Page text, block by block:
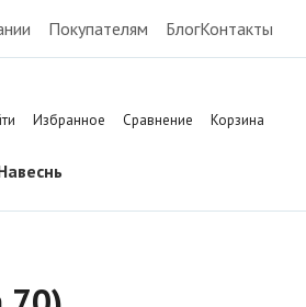
Покупателям БлогКонтакты
Избранное Сравнение Корзина
шкафы